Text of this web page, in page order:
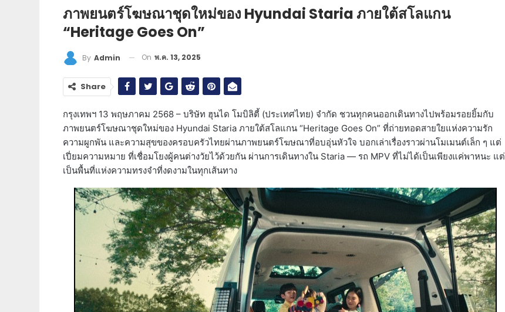
ภาพยนตร์โฆษณาชุดใหม่ของ Hyundai Staria ภายใต้สโลแกน
“Heritage Goes On”
By Admin On พ.ค. 13, 2025
Share
กรุงเทพฯ 13 พฤษภาคม 2568 – บริษัท ฮุนได โมบิลิตี้ (ประเทศไทย) จำกัด ชวนทุกคนออกเดินทางไปพร้อมรอยยิ้มกับ
ภาพยนตร์โฆษณาชุดใหม่ของ Hyundai Staria ภายใต้สโลแกน “Heritage Goes On” ที่ถ่ายทอดสายใยแห่งความรัก
ความผูกพัน และความสุขของครอบครัวไทยผ่านภาพยนตร์โฆษณาที่อบอุ่นหัวใจ บอกเล่าเรื่องราวผ่านโมเมนต์เล็ก ๆ แต่
เปี่ยมความหมาย ที่เชื่อมโยงผู้คนต่างวัยไว้ด้วยกัน ผ่านการเดินทางใน Staria — รถ MPV ที่ไม่ได้เป็นเพียงแค่พาหนะ แต่
เป็นพื้นที่แห่งความทรงจำที่งดงามในทุกเส้นทาง